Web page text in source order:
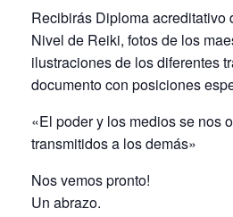
Recibirás Diploma acreditativo
Nivel de Reiki, fotos de los
ilustraciones de los diferentes
documento con posiciones
«El poder y los medios se nos
transmitidos a los demás»
Nos vemos pronto!
Un abrazo.